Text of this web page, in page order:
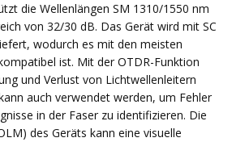
die Wellenlängen SM 1310/1550 nm
von 32/30 dB. Das Gerät wird mit SC
wodurch es mit den meisten
ist. Mit der OTDR-Funktion
und Verlust von Lichtwellenleitern
auch verwendet werden, um Fehler
in der Faser zu identifizieren. Die
des Geräts kann eine visuelle